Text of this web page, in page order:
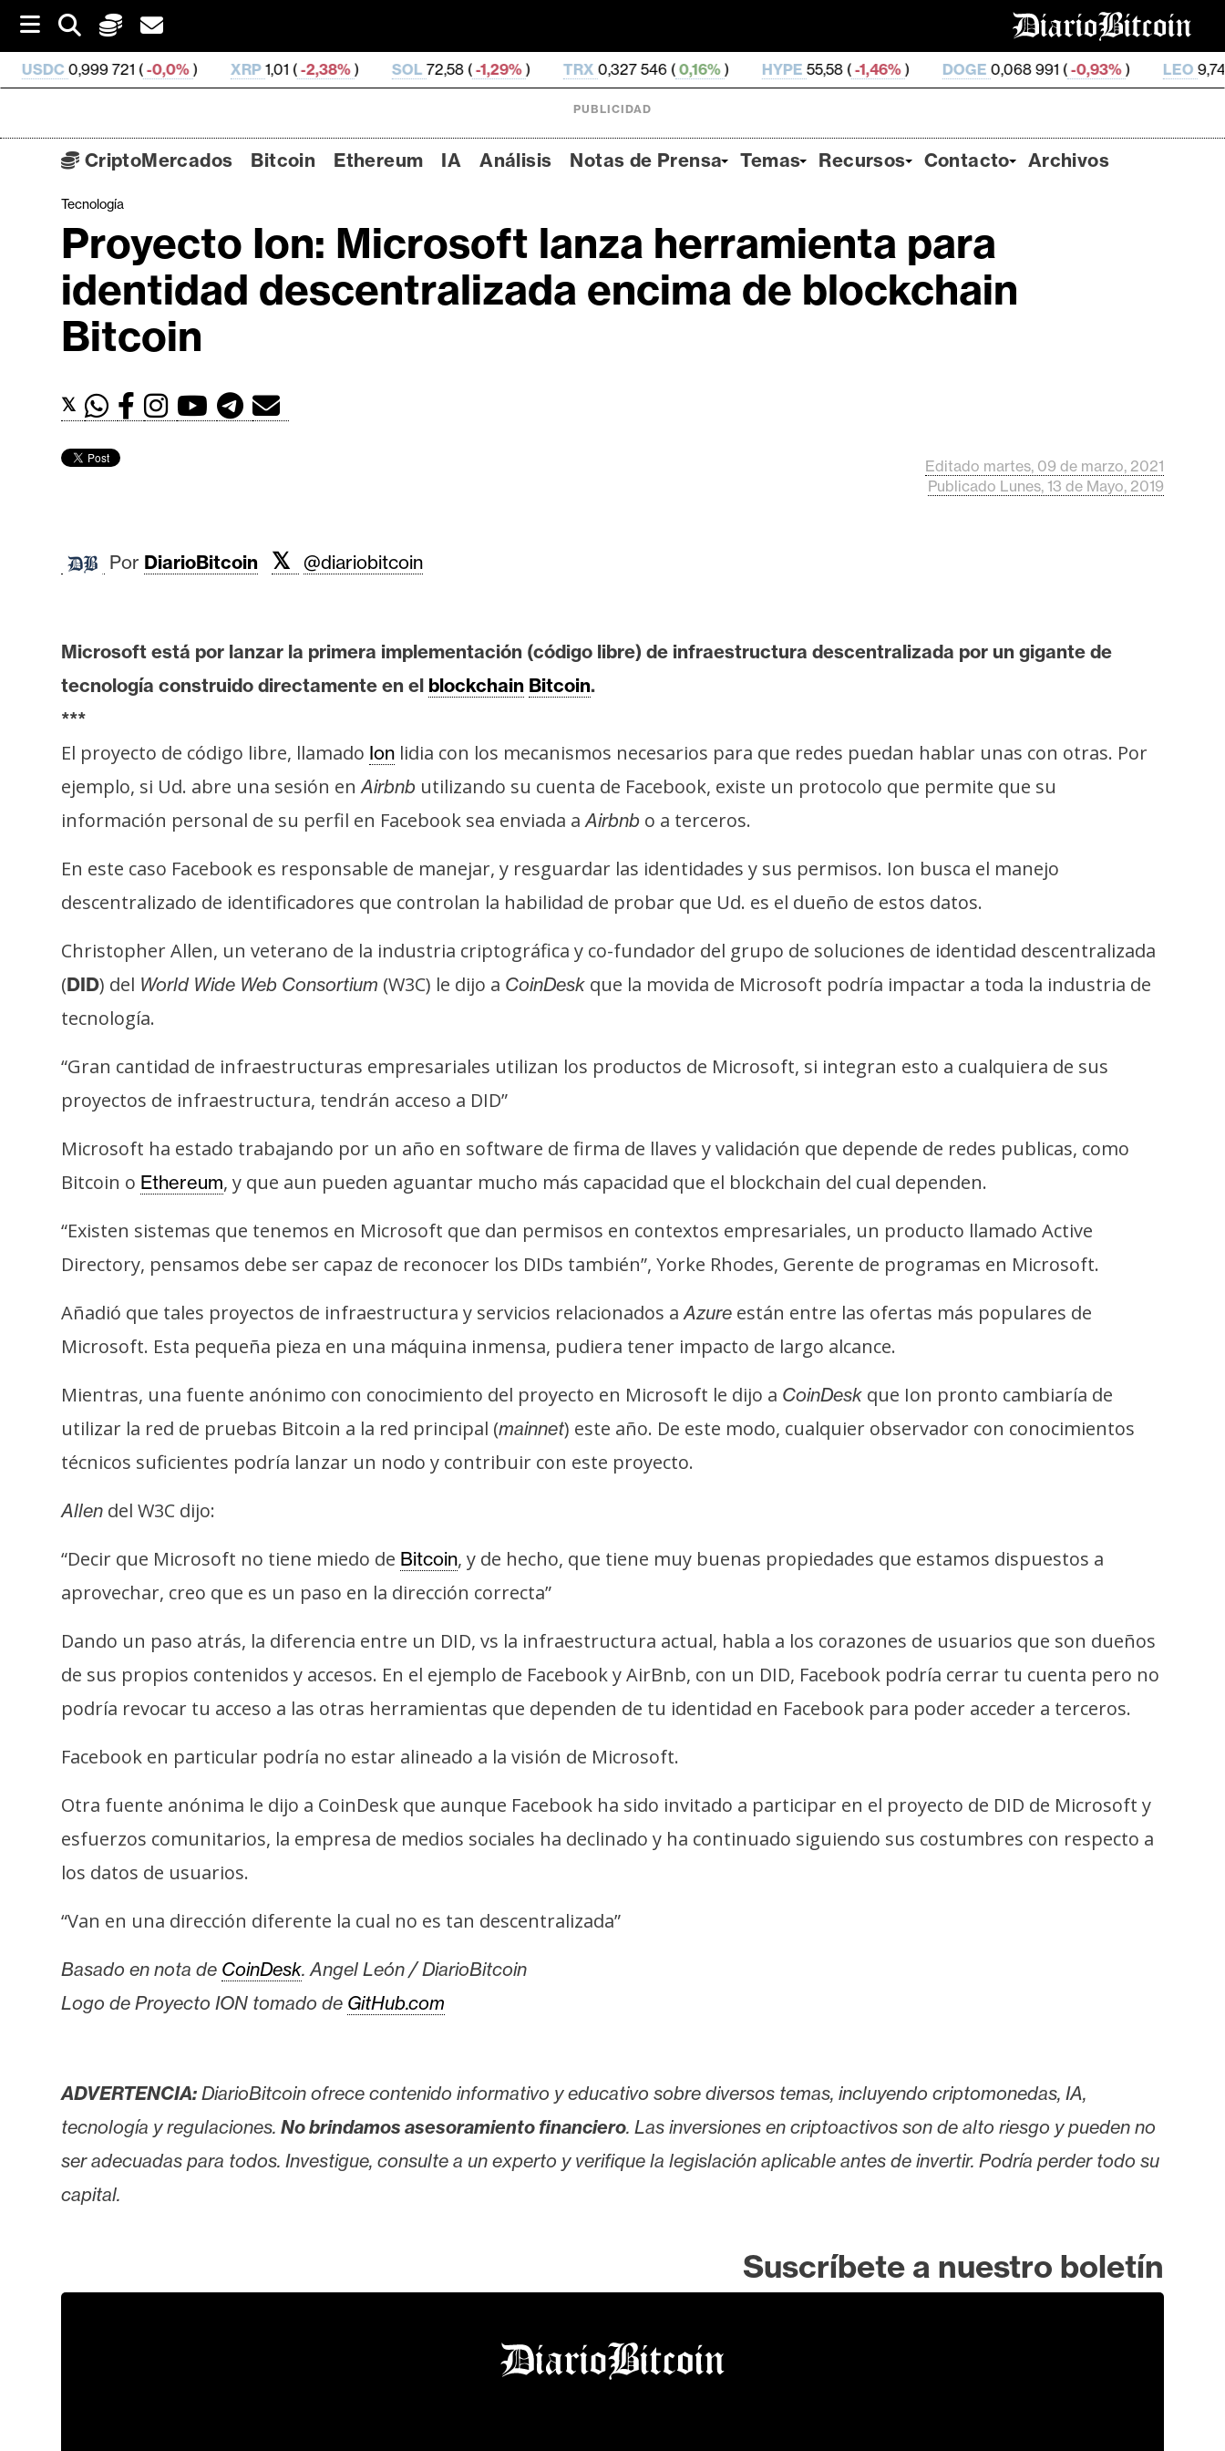
i
t
721 (-0,0%) XRP1,01 ( -2,38% ) SOL72,58 ( -1,29%) TRX0,327 546 (0,16%) HYPE55,58 ( -1,46%) DOGE0,068 991 (-0,93% ) LEO9,74 ( 0,0%)
C
r
i
p
t
o
r
a
t
o
i
n
h
r
u
m
A
A
n
á
i
s
s
o
t
a
s
d
e
P
r
e
s
a
e
a
s
e
u
r
C
o
n
PUBLICIDAD
CriptoMercados Bitcoin Ethereum IA Análisis Notas de Prensa Temas Recursos Contacto Archivos
Tecnología
Proyecto Ion: Microsoft lanza herramienta para
identidad descentralizada encima de blockchain
Bitcoin
𝕏
Editado martes, 09 de marzo, 2021
Publicado Lunes, 13 de Mayo, 2019
Por DiarioBitcoin 𝕏 @diariobitcoin
Microsoft está por lanzar la primera implementación (código libre) de infraestructura descentralizada por un gigante de
tecnología construido directamente en el blockchain Bitcoin.
***
El proyecto de código libre, llamado Ion lidia con los mecanismos necesarios para que redes puedan hablar unas con otras. Por
ejemplo, si Ud. abre una sesión enAirbnb utilizando su cuenta de Facebook, existe un protocolo que permite que su
información personal de su perfil en Facebook sea enviada aAirbnb o a terceros.
En este caso Facebook es responsable de manejar, y resguardar las identidades y sus permisos. Ion busca el manejo
descentralizado de identificadores que controlan la habilidad de probar que Ud. es el dueño de estos datos.
Christopher Allen, un veterano de la industria criptográfica y co-fundador del grupo de soluciones de identidad descentralizada
(DID) del World Wide Web Consortium (W3C) le dijo a CoinDesk que la movida de Microsoft podría impactar a toda la industria de
tecnología.
“Gran cantidad de infraestructuras empresariales utilizan los productos de Microsoft, si integran esto a cualquiera de sus
proyectos de infraestructura, tendrán acceso a DID”
Microsoft ha estado trabajando por un año en software de firma de llaves y validación que depende de redes publicas, como
Bitcoin o Ethereum, y que aun pueden aguantar mucho más capacidad que el blockchain del cual dependen.
“Existen sistemas que tenemos en Microsoft que dan permisos en contextos empresariales, un producto llamado Active
Directory, pensamos debe ser capaz de reconocer los DIDs también”, Yorke Rhodes, Gerente de programas en Microsoft.
Añadió que tales proyectos de infraestructura y servicios relacionados aAzure están entre las ofertas más populares de
Microsoft. Esta pequeña pieza en una máquina inmensa, pudiera tener impacto de largo alcance.
Mientras, una fuente anónimo con conocimiento del proyecto en Microsoft le dijo a CoinDesk que Ion pronto cambiaría de
utilizar la red de pruebas Bitcoin a la red principal (mainnet) este año. De este modo, cualquier observador con conocimientos
técnicos suficientes podría lanzar un nodo y contribuir con este proyecto.
Allen del W3C dijo:
“Decir que Microsoft no tiene miedo de Bitcoin, y de hecho, que tiene muy buenas propiedades que estamos dispuestos a
aprovechar, creo que es un paso en la dirección correcta”
Dando un paso atrás, la diferencia entre un DID, vs la infraestructura actual, habla a los corazones de usuarios que son dueños
de sus propios contenidos y accesos. En el ejemplo de Facebook y AirBnb, con un DID, Facebook podría cerrar tu cuenta pero no
podría revocar tu acceso a las otras herramientas que dependen de tu identidad en Facebook para poder acceder a terceros.
Facebook en particular podría no estar alineado a la visión de Microsoft.
Otra fuente anónima le dijo a CoinDesk que aunque Facebook ha sido invitado a participar en el proyecto de DID de Microsoft y
esfuerzos comunitarios, la empresa de medios sociales ha declinado y ha continuado siguiendo sus costumbres con respecto a
los datos de usuarios.
“Van en una dirección diferente la cual no es tan descentralizada”
Basado en nota de CoinDesk. Angel León / DiarioBitcoin
Logo de Proyecto ION tomado de GitHub.com
ADVERTENCIA: DiarioBitcoin ofrece contenido informativo y educativo sobre diversos temas, incluyendo criptomonedas, IA,
tecnología y regulaciones. No brindamos asesoramiento financiero. Las inversiones en criptoactivos son de alto riesgo y pueden no
ser adecuadas para todos. Investigue, consulte a un experto y verifique la legislación aplicable antes de invertir. Podría perder todo su
capital.
Suscríbete a nuestro boletín